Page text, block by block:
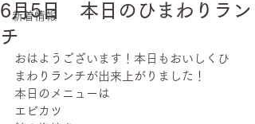
新着情報
6月5日 本日のひまわりラン
チ
おはようございます！本日もおいしくひ
まわりランチが出来上がりました！
本日のメニューは
エビカツ